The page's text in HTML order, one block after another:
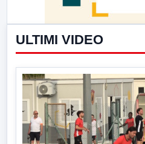
ULTIMI VIDEO